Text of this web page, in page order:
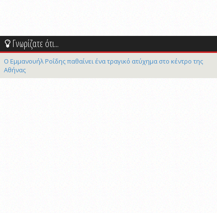
Γνωρίζατε ότι...
Ο Εμμανουήλ Ροΐδης παθαίνει ένα τραγικό ατύχημα στο κέντρο της
Αθήνας